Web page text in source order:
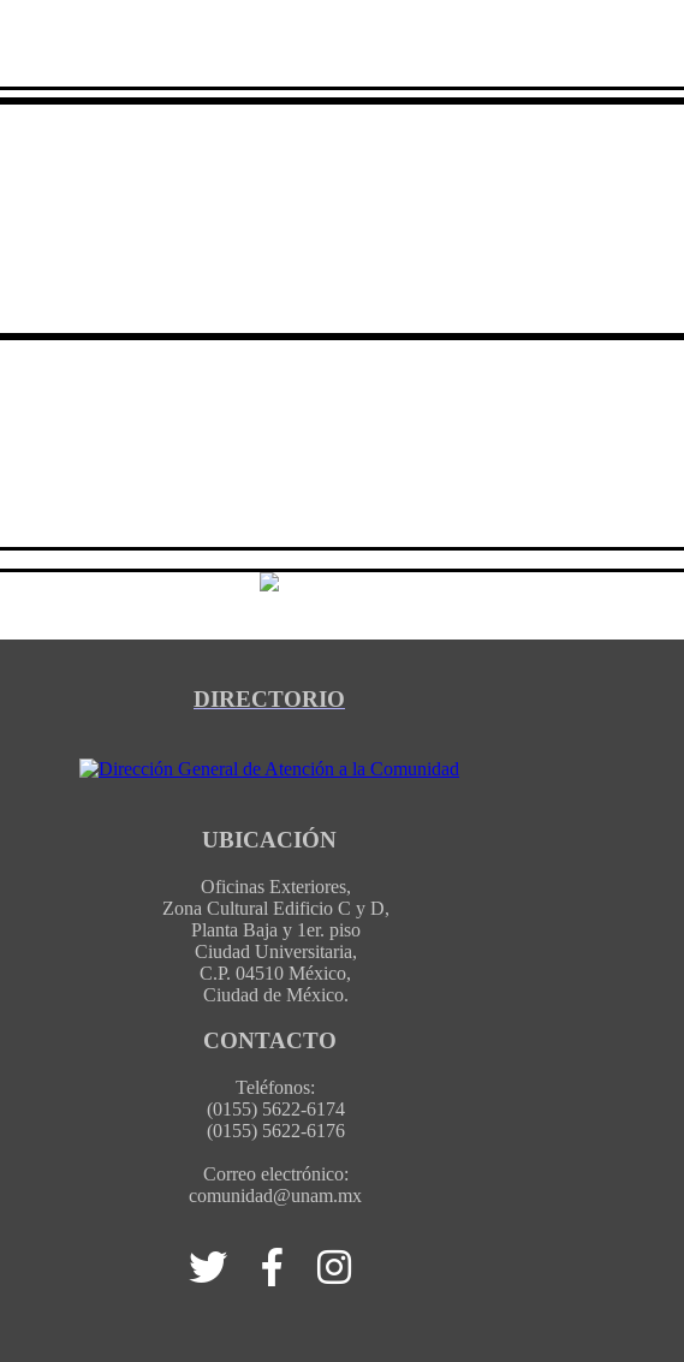
DIRECTORIO
UBICACIÓN
Oficinas Exteriores,
Zona Cultural Edificio C y D,
Planta Baja y 1er. piso
Ciudad Universitaria,
C.P. 04510 México,
Ciudad de México.
CONTACTO
Teléfonos:
(0155) 5622-6174
(0155) 5622-6176
Correo electrónico:
comunidad@unam.mx